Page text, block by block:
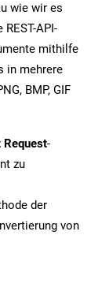
wie wir es
API-
mithilfe
in mehrere
BMP, GIF
Request-
zu
der
von